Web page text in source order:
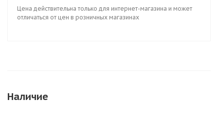
Цена действительна только для интернет-магазина и может
отличаться от цен в розничных магазинах
Наличие